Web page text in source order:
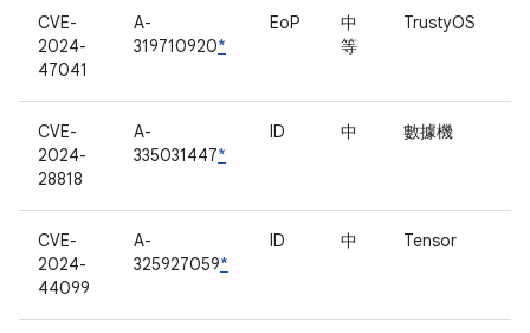
CVE-
2024-
47041
A-
319710920*
EoP
中
等
TrustyOS
CVE-
2024-
28818
A-
335031447*
ID 中 數據機
CVE-
2024-
44099
A-
325927059*
ID 中 Tensor